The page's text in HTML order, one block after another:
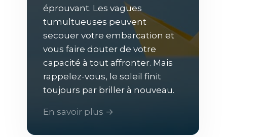
éprouvant. Les vagues
tumultueuses peuvent
secouer votre embarcation et
vous faire douter de votre
capacité à tout affronter. Mais
rappelez-vous, le soleil finit
toujours par briller à nouveau.
En savoir plus →